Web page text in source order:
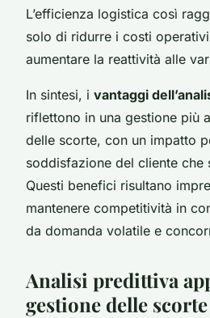
L’efficienza logistica così
solo di ridurre i costi
aumentare la reattività alle
In sintesi, i vantaggi
riflettono in una gestione più
delle scorte, con un impatto
soddisfazione del cliente che
Questi benefici risultano
mantenere competitività in
da domanda volatile e
Analisi predittiva
gestione delle